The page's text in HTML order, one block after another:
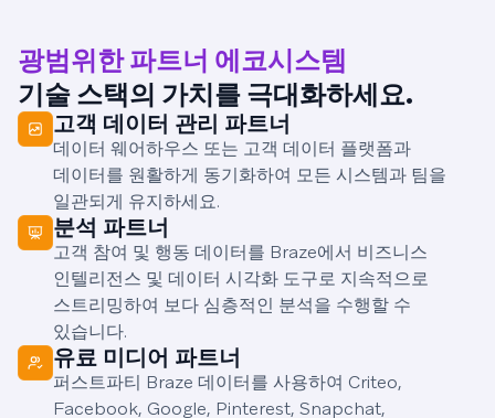
광범위한 파트너 에코시스템
기술 스택의 가치를 극대화하세요.
고객 데이터 관리 파트너
데이터 웨어하우스 또는 고객 데이터 플랫폼과
데이터를 원활하게 동기화하여 모든 시스템과 팀을
일관되게 유지하세요.
분석 파트너
고객 참여 및 행동 데이터를 Braze에서 비즈니스
인텔리전스 및 데이터 시각화 도구로 지속적으로
스트리밍하여 보다 심층적인 분석을 수행할 수
있습니다.
유료 미디어 파트너
퍼스트파티 Braze 데이터를 사용하여 Criteo,
Facebook, Google, Pinterest, Snapchat,